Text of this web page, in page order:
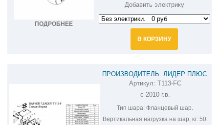
ПОДРОБНЕЕ
Добавить электрику
В КОРЗИНУ
ПРОИЗВОДИТЕЛЬ: ЛИДЕР ПЛЮС
ФАРКОП НА LEXUS GX 460 T113-FC
Артикул: T113-FC
c 2010 г.в.
Тип шара: Фланцевый шар.
Вертикальная нагрузка на шар, кг:50.